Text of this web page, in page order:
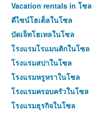
Vacation rentals in โซล
ดีไซน์โฮเต็ลในโซล
บัดเจ็ทโฮเทลในโซล
โรงแรมโรแมนติกในโซล
โรงแรมสปาในโซล
โรงแรมหรูหราในโซล
โรงแรมครอบครัวในโซล
โรงแรมธุรกิจในโซล